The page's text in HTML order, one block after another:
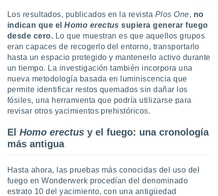
acceder a
web a
abono
únicos
IP
de
Los resultados, publicados en la revista Plos One, no
indican que elHomo erectus supiera generar fuego
desde cero. Lo que muestran es que aquellos grupos
eran capaces de recogerlo del entorno, transportarlo
hasta un espacio protegido y mantenerlo activo durante
un tiempo. La investigación también incorpora una
nueva metodología basada en luminiscencia que
permite identificar restos quemados sin dañar los
fósiles, una herramienta que podría utilizarse para
revisar otros yacimientos prehistóricos.
El Homo erectus y el fuego: una cronología
más antigua
Hasta ahora, las pruebas más conocidas del uso del
fuego en Wonderwerk procedían del denominado
estrato 10 del yacimiento, con una antigüedad